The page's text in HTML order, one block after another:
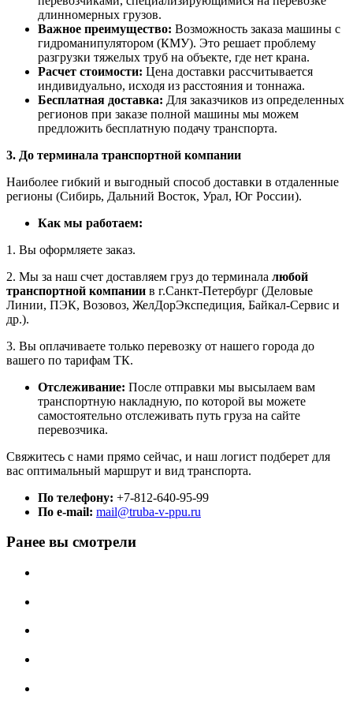
длинномерных грузов.
Важное преимущество: Возможность заказа машины с
гидроманипулятором (КМУ). Это решает проблему
разгрузки тяжелых труб на объекте, где нет крана.
Расчет стоимости: Цена доставки рассчитывается
индивидуально, исходя из расстояния и тоннажа.
Бесплатная доставка: Для заказчиков из определенных
регионов при заказе полной машины мы можем
предложить бесплатную подачу транспорта.
3. До терминала транспортной компании
Наиболее гибкий и выгодный способ доставки в отдаленные
регионы (Сибирь, Дальний Восток, Урал, Юг России).
Как мы работаем:
1. Вы оформляете заказ.
2. Мы за наш счет доставляем груз до терминала любой
транспортной компании в г.Санкт-Петербург (Деловые
Линии, ПЭК, Возовоз, ЖелДорЭкспедиция, Байкал-Сервис и
др.).
3. Вы оплачиваете только перевозку от нашего города до
вашего по тарифам ТК.
Отслеживание: После отправки мы высылаем вам
транспортную накладную, по которой вы можете
самостоятельно отслеживать путь груза на сайте
перевозчика.
Свяжитесь с нами прямо сейчас, и наш логист подберет для
вас оптимальный маршрут и вид транспорта.
По телефону: +7-812-640-95-99
По e-mail: mail@truba-v-ppu.ru
Ранее вы смотрели